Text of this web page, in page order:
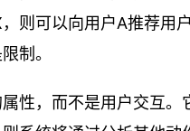
则可以向用户A推荐用
制。
性，而不是用户交互